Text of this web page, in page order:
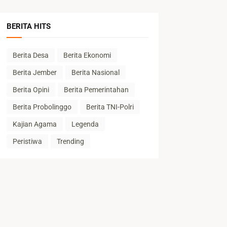
BERITA HITS
Berita Desa Berita Ekonomi
Berita Jember Berita Nasional
Berita Opini Berita Pemerintahan
Berita Probolinggo Berita TNI-Polri
Kajian Agama Legenda
Peristiwa Trending